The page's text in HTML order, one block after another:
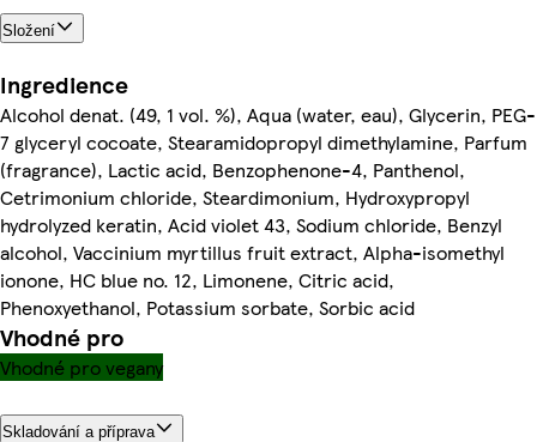
Složení
Ingredience
Alcohol denat. (49, 1 vol. %), Aqua (water, eau), Glycerin, PEG-
7 glyceryl cocoate, Stearamidopropyl dimethylamine, Parfum
(fragrance), Lactic acid, Benzophenone-4, Panthenol,
Cetrimonium chloride, Steardimonium, Hydroxypropyl
hydrolyzed keratin, Acid violet 43, Sodium chloride, Benzyl
alcohol, Vaccinium myrtillus fruit extract, Alpha-isomethyl
ionone, HC blue no. 12, Limonene, Citric acid,
Phenoxyethanol, Potassium sorbate, Sorbic acid
Vhodné pro
Vhodné pro vegany
Skladování a příprava